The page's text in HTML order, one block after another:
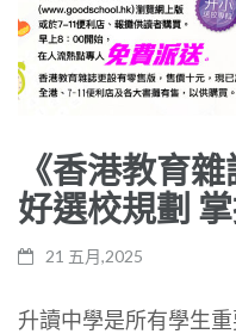
《香港教育
好選校規劃
21 五月,2025
升讀中學是所有學生